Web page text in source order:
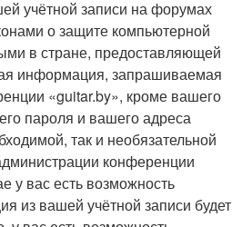
учётной записи на форумах
о защите компьютерной
в стране, предоставляющей
информация, запрашиваемая
«guitar.by», кроме вашего
пароля и вашего адреса
так и необязательной
конференции
у вас есть возможность
из вашей учётной записи будет